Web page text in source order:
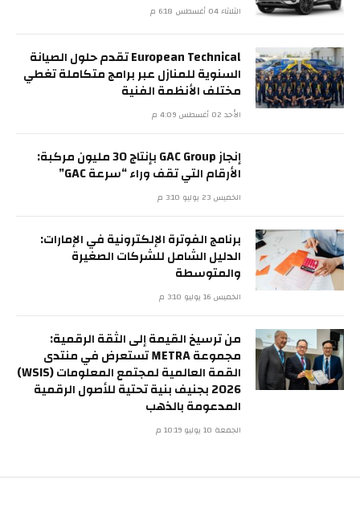
الثلاثاء 04 أغسطس 6:18 م
European Technical تقدم حلول الصيانة
السنوية للمنازل عبر برامج متكاملة تغطي
مختلف الأنظمة الفنية
الأحد 02 أغسطس 4:09 م
إنجاز GAC Group بإنتاج 30 مليون مركبة:
الأرقام التي تقف وراء “سرعة GAC”
الخميس 23 يوليو 3:10 م
برنامج الفوترة الإلكترونية في الإمارات:
الدليل الشامل للشركات الصغيرة
والمتوسطة
الخميس 16 يوليو 3:10 م
من ترسيخ القيمة إلى الثقة الرقمية:
مجموعة METRA تستعرض في منتدى
القمة العالمية لمجتمع المعلومات (WSIS)
2026 بجنيف بنية تحتية للأصول الرقمية
المدعومة بالذهب
الجمعة 10 يوليو 10:19 م